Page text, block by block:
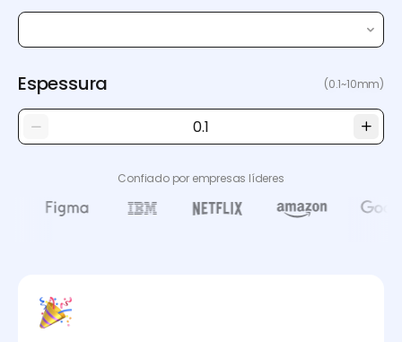
Espessura (0.1~10mm)
Confiado por empresas líderes